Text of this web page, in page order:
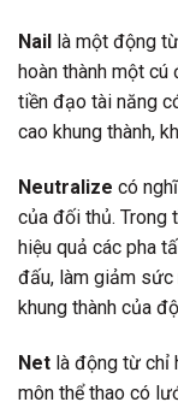
Nail là một động
hoàn thành một
tiền đạo tài năng
cao khung thành,
Neutralize có
của đối thủ. Trong
hiệu quả các pha
đấu, làm giảm sức
khung thành của
Net là động từ chỉ
môn thể thao có